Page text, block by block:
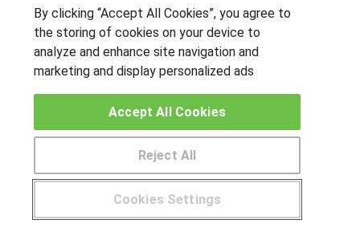
Pide más información al centro
¿Tienes alguna duda? 900 264 357
OTROS GRUPOS DE INTERES
Locos por las becas
Publicar cursos
By clicking “Accept All Cookies”, you agree to
the storing of cookies on your device to
analyze and enhance site navigation and
marketing and display personalized ads
Cookies Settings
Reject All
Accept All Cookies